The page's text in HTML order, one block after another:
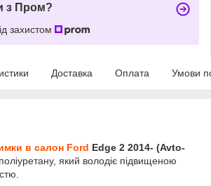
з Пром?
захистом
Доставка Оплата Умови
в салон Ford Edge 2 2014- (Avto-
поліуретану, який володіє підвищеною